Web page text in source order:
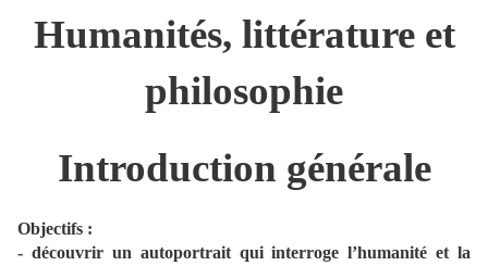
Humanités, littérature et
philosophie
Introduction générale
Objectifs :
- découvrir un autoportrait qui interroge l’humanité et la